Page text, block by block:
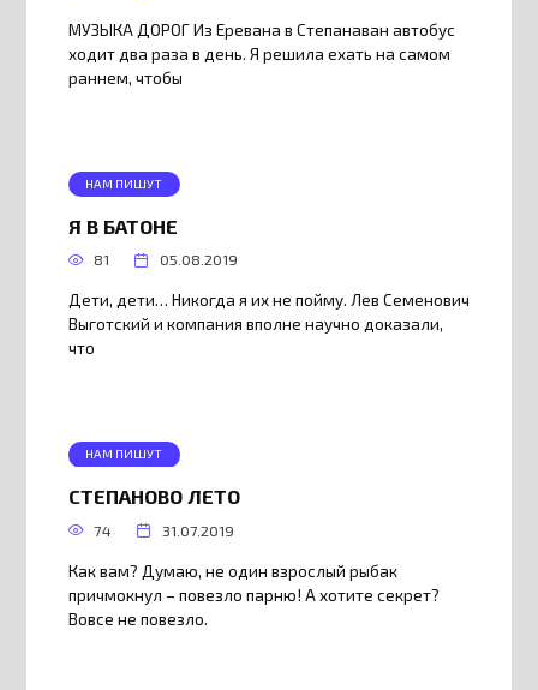
МУЗЫКА ДОРОГ Из Еревана в Степанаван автобус
ходит два раза в день. Я решила ехать на самом
раннем, чтобы
НАМ ПИШУТ
Я В БАТОНЕ
81 05.08.2019
Дети, дети… Никогда я их не пойму. Лев Семенович
Выготский и компания вполне научно доказали,
что
НАМ ПИШУТ
СТЕПАНОВО ЛЕТО
74 31.07.2019
Как вам? Думаю, не один взрослый рыбак
причмокнул – повезло парню! А хотите секрет?
Вовсе не повезло.